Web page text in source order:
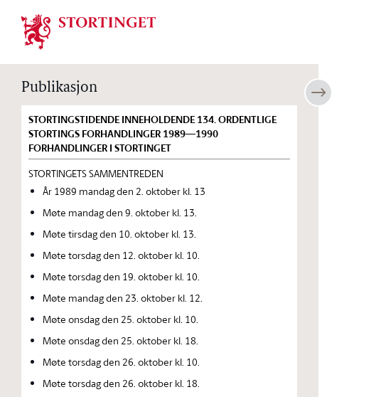
Stortinget.no
Publikasjon
STORTINGSTIDENDE INNEHOLDENDE 134. ORDENTLIGE
STORTINGS FORHANDLINGER 1989—1990
FORHANDLINGER I STORTINGET
STORTINGETS SAMMENTREDEN
År 1989 mandag den 2. oktober kl. 13
Møte mandag den 9. oktober kl. 13.
Møte tirsdag den 10. oktober kl. 13.
Møte torsdag den 12. oktober kl. 10.
Møte torsdag den 19. oktober kl. 10.
Møte mandag den 23. oktober kl. 12.
Møte onsdag den 25. oktober kl. 10.
Møte onsdag den 25. oktober kl. 18.
Møte torsdag den 26. oktober kl. 10.
Møte torsdag den 26. oktober kl. 18.